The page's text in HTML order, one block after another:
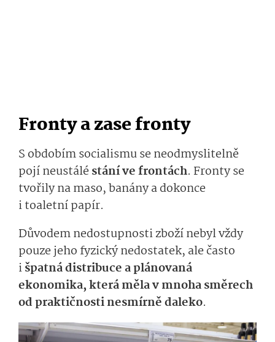
Fronty a zase fronty
S obdobím socialismu se neodmyslitelně
pojí neustáléstání ve frontách. Fronty se
tvořily na maso, banány a dokonce
i toaletní papír.
Důvodem nedostupnosti zboží nebyl vždy
pouze jeho fyzický nedostatek, ale často
išpatná distribuce a plánovaná
ekonomika, která měla v mnoha směrech
od praktičnosti nesmírně daleko.